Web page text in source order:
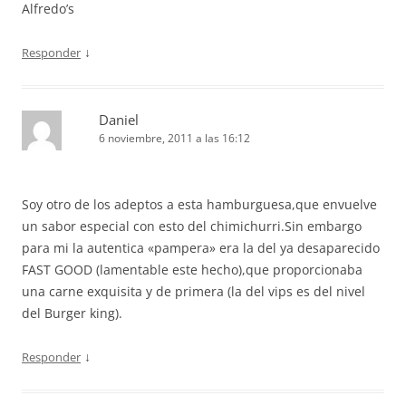
Alfredo’s
Responder ↓
Daniel
6 noviembre, 2011 a las 16:12
Soy otro de los adeptos a esta hamburguesa,que envuelve
un sabor especial con esto del chimichurri.Sin embargo
para mi la autentica «pampera» era la del ya desaparecido
FAST GOOD (lamentable este hecho),que proporcionaba
una carne exquisita y de primera (la del vips es del nivel
del Burger king).
Responder ↓